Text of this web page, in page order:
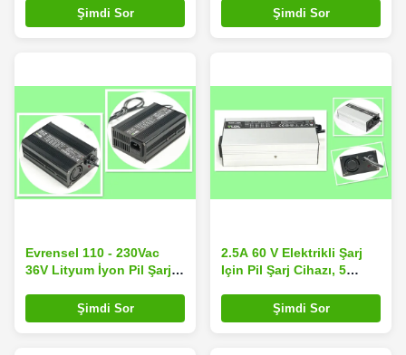
Lityum Şarj Cihazı
Şimdi Sor
12V 50A Akıllı Pil Şarj
Cihazı
Şimdi Sor
Evrensel 110 - 230Vac
36V Lityum İyon Pil Şarj
Akıllı ŞarjŞimdi Sor
2.5A 60 V Elektrikli Şarj
Için Pil Şarj Cihazı, 5
Asit Akü Şarj Cihazı
Şimdi Sor